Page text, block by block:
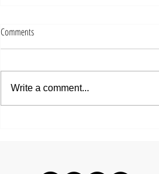
Comments
Write a comment...